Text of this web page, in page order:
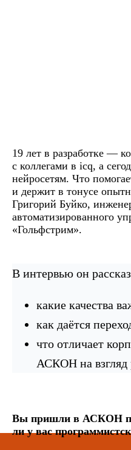
19 лет в разработке —
с коллегами в icq, а
нейросетям. Что
и держит в тонусе
Григорий Буйко,
автоматизированного
«Гольфстрим».
В интервью он
какие качества
как даётся
что отличает
АСКОН на взгляд
Вы пришли в АСКОН
ли у вас